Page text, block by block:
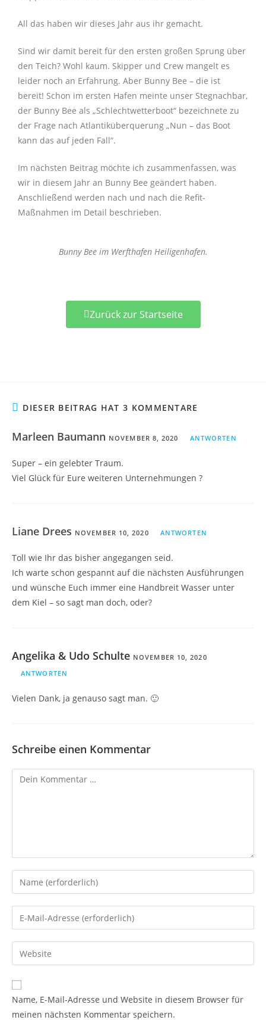
All das haben wir dieses Jahr aus ihr gemacht.
Sind wir damit bereit für den ersten großen Sprung über
den Teich? Wohl kaum. Skipper und Crew mangelt es
leider noch an Erfahrung. Aber Bunny Bee – die ist
bereit! Schon im ersten Hafen meinte unser Stegnachbar,
der Bunny Bee als „Schlechtwetterboot“ bezeichnete zu
der Frage nach Atlantiküberquerung „Nun – das Boot
kann das auf jeden Fall“.
Im nächsten Beitrag möchte ich zusammenfassen, was
wir in diesem Jahr an Bunny Bee geändert haben.
Anschließend werden nach und nach die Refit-
Maßnahmen im Detail beschrieben.
Bunny Bee im Werfthafen Heiligenhafen.
Zurück zur Startseite
DIESER BEITRAG HAT 3 KOMMENTARE
Marleen Baumann NOVEMBER 8, 2020 ANTWORTEN
Super – ein gelebter Traum.
Viel Glück für Eure weiteren Unternehmungen ?
Liane Drees NOVEMBER 10, 2020 ANTWORTEN
Toll wie Ihr das bisher angegangen seid.
Ich warte schon gespannt auf die nächsten Ausführungen
und wünsche Euch immer eine Handbreit Wasser unter
dem Kiel – so sagt man doch, oder?
Angelika & Udo Schulte NOVEMBER 10, 2020
ANTWORTEN
Vielen Dank, ja genauso sagt man. 🙂
Schreibe einen Kommentar
Name, E-Mail-Adresse und Website in diesem Browser für
meinen nächsten Kommentar speichern.